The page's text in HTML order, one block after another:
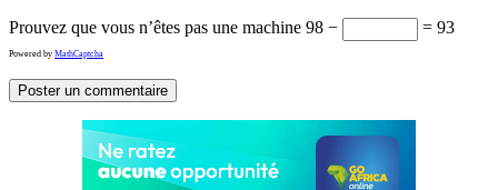
Prouvez que vous n’êtes pas une machine 98 − = 93
Powered by MathCaptcha